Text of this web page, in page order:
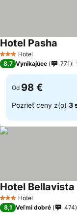
3 Počet hviezdičiek
Hotel
Hotel Pasha
8,7 Vynikajúce 771
Od 98 €
Pozrieť ceny z(o) 3
3 Počet hviezdičiek
Hotel
Hotel Bellavista
8,1 Veľmi dobré 474